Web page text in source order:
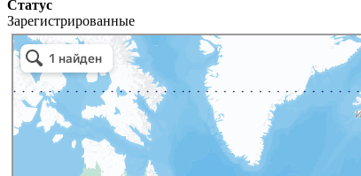
Статус
Зарегистрированные